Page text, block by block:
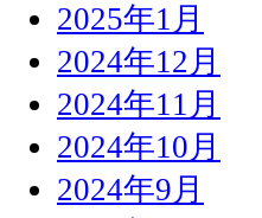
2025年1月
2024年12月
2024年11月
2024年10月
2024年9月